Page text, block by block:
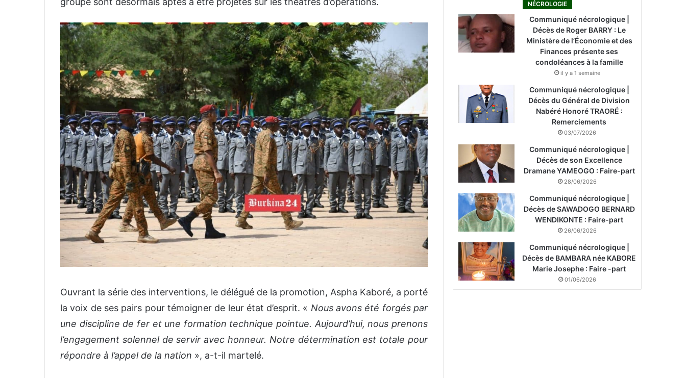
Ouvrant la série des interventions, le délégué de la promotion, Aspha Kaboré, a porté
la voix de ses pairs pour témoigner de leur état d’esprit. « Nous avons été forgés par
une discipline de fer et une formation technique pointue. Aujourd’hui, nous prenons
l’engagement solennel de servir avec honneur. Notre détermination est totale pour
répondre à l’appel de la nation », a-t-il martelé.
NÉCROLOGIE
Communiqué nécrologique |
Décès de Roger BARRY : Le
Ministère de l’Économie et des
Finances présente ses
condoléances à la famille
il y a 1 semaine
Communiqué nécrologique |
Décès du Général de Division
Nabéré Honoré TRAORÉ :
Remerciements
03/07/2026
Communiqué nécrologique |
Décès de son Excellence
Dramane YAMEOGO : Faire-part
28/06/2026
Communiqué nécrologique |
Décès de SAWADOGO BERNARD
WENDIKONTE : Faire-part
26/06/2026
Communiqué nécrologique |
Décès de BAMBARA née KABORE
Marie Josephe : Faire -part
01/06/2026